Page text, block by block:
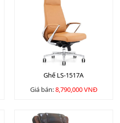
Ghế LS-1517A
Giá bán:8,790,000 VNĐ